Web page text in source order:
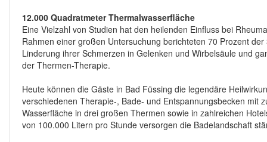
12.000 Quadratmeter Thermalwasserfläche
Eine Vielzahl von Studien hat den heilenden Einfluss bei
Rahmen einer großen Untersuchung berichteten 70 Prozent
Linderung ihrer Schmerzen in Gelenken und Wirbelsäule und
der Thermen-Therapie.
Heute können die Gäste in Bad Füssing die legendäre
verschiedenen Therapie-, Bade- und Entspannungsbecken mit
Wasserfläche in drei großen Thermen sowie in zahlreichen
von 100.000 Litern pro Stunde versorgen die Badelandschaft